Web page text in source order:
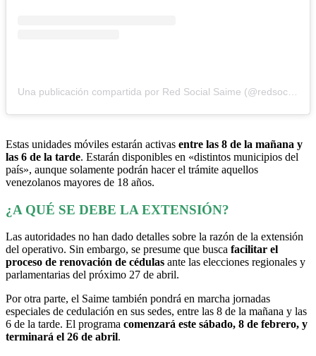
Estas unidades móviles estarán activas entre las 8 de la mañana y
las 6 de la tarde. Estarán disponibles en «distintos municipios del
país», aunque solamente podrán hacer el trámite aquellos
venezolanos mayores de 18 años.
¿A QUÉ SE DEBE LA EXTENSIÓN?
Las autoridades no han dado detalles sobre la razón de la extensión
del operativo. Sin embargo, se presume que busca facilitar el
proceso de renovación de cédulas ante las elecciones regionales y
parlamentarias del próximo 27 de abril.
Por otra parte, el Saime también pondrá en marcha jornadas
especiales de cedulación en sus sedes, entre las 8 de la mañana y las
6 de la tarde. El programa comenzará este sábado, 8 de febrero, y
terminará el 26 de abril.